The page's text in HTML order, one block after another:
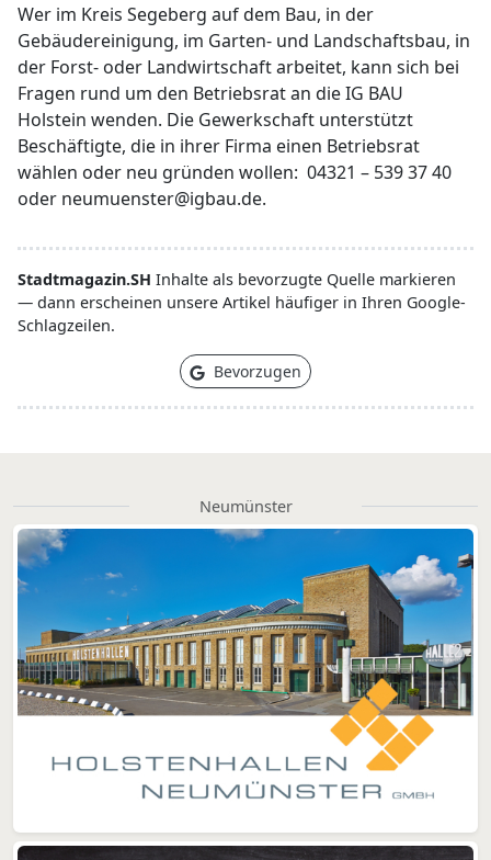
Wer im Kreis Segeberg auf dem Bau, in der
Gebäudereinigung, im Garten- und Landschaftsbau, in
der Forst- oder Landwirtschaft arbeitet, kann sich bei
Fragen rund um den Betriebsrat an die IG BAU
Holstein wenden. Die Gewerkschaft unterstützt
Beschäftigte, die in ihrer Firma einen Betriebsrat
wählen oder neu gründen wollen: 04321 – 539 37 40
oder neumuenster@igbau.de.
Stadtmagazin.SH Inhalte als bevorzugte Quelle markieren
— dann erscheinen unsere Artikel häufiger in Ihren Google-
Schlagzeilen.
Bevorzugen
Neumünster